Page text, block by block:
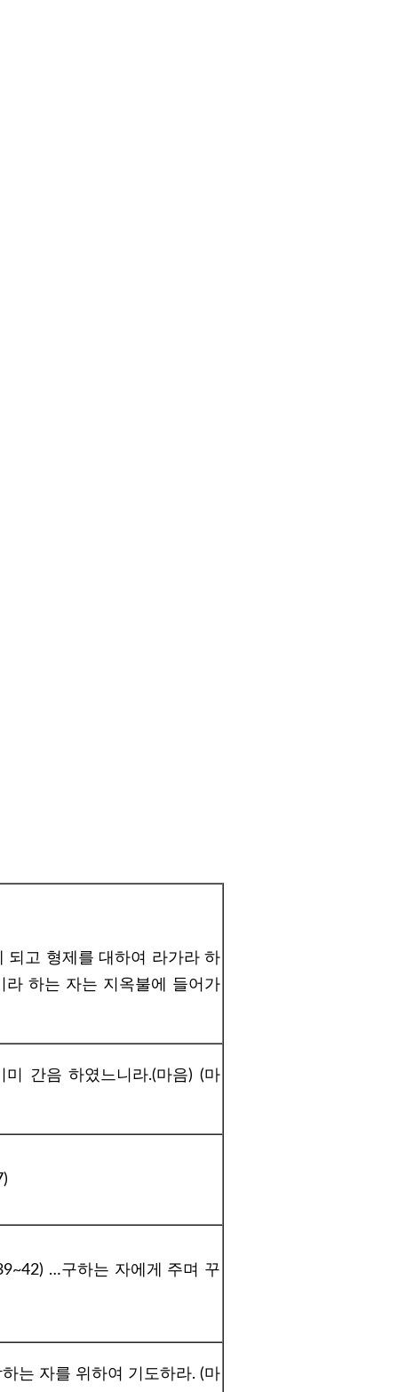
고 형제를 대하여 라가라 하
하는 자는 지옥불에 들어가
간음 하였느니라.(마음) (마
…구하는 자에게 주며 꾸
는 자를 위하여 기도하라. (마